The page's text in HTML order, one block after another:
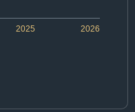
2026
2025